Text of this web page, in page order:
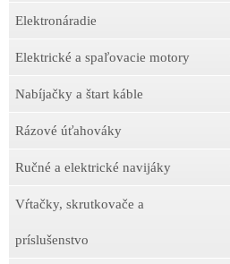
Elektronáradie
Elektrické a spaľovacie motory
Nabíjačky a štart káble
Rázové úťahováky
Ručné a elektrické navijáky
Vŕtačky, skrutkovače a
príslušenstvo